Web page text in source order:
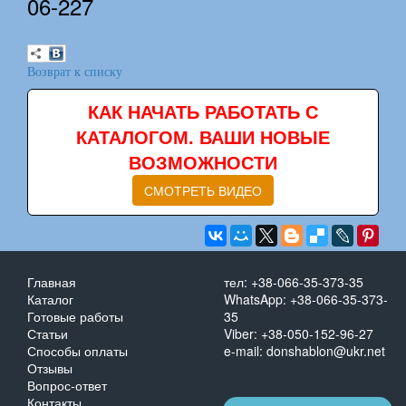
Возврат к списку
КАК НАЧАТЬ РАБОТАТЬ С
КАТАЛОГОМ. ВАШИ НОВЫЕ
ВОЗМОЖНОСТИ
СМОТРЕТЬ ВИДЕО
Главная
Каталог
Готовые работы
Статьи
Способы оплаты
Отзывы
Вопрос-ответ
тел: +38-066-35-373-35
WhatsApp: +38-066-35-373-
35
Viber: +38-050-152-96-27
e-mail: donshablon@ukr.net